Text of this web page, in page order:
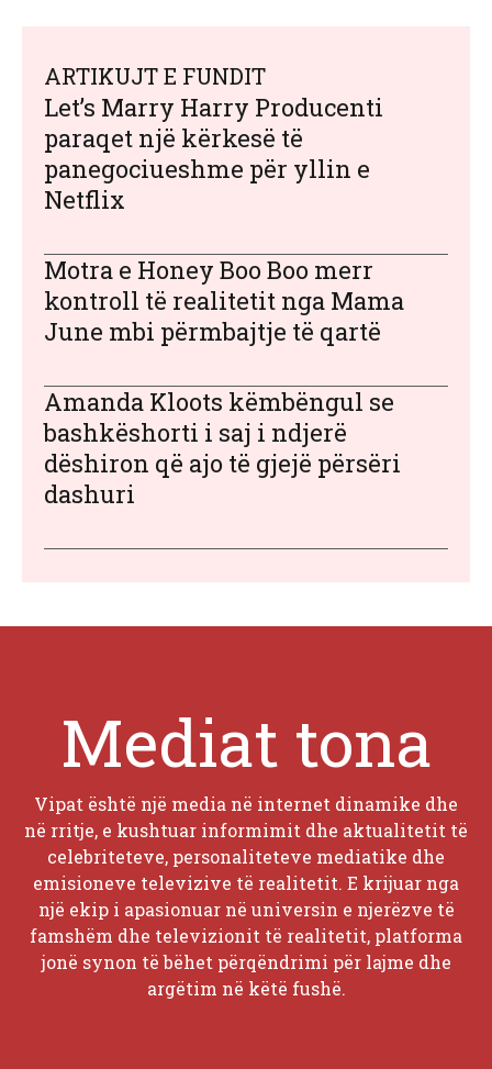
ARTIKUJT E FUNDIT
Let’s Marry Harry Producenti
paraqet një kërkesë të
panegociueshme për yllin e
Netflix
Motra e Honey Boo Boo merr
kontroll të realitetit nga Mama
June mbi përmbajtje të qartë
Amanda Kloots këmbëngul se
bashkëshorti i saj i ndjerë
dëshiron që ajo të gjejë përsëri
dashuri
Mediat tona
Vipat është një media në internet dinamike dhe
në rritje, e kushtuar informimit dhe aktualitetit të
celebriteteve, personaliteteve mediatike dhe
emisioneve televizive të realitetit. E krijuar nga
një ekip i apasionuar në universin e njerëzve të
famshëm dhe televizionit të realitetit, platforma
jonë synon të bëhet përqëndrimi për lajme dhe
argëtim në këtë fushë.